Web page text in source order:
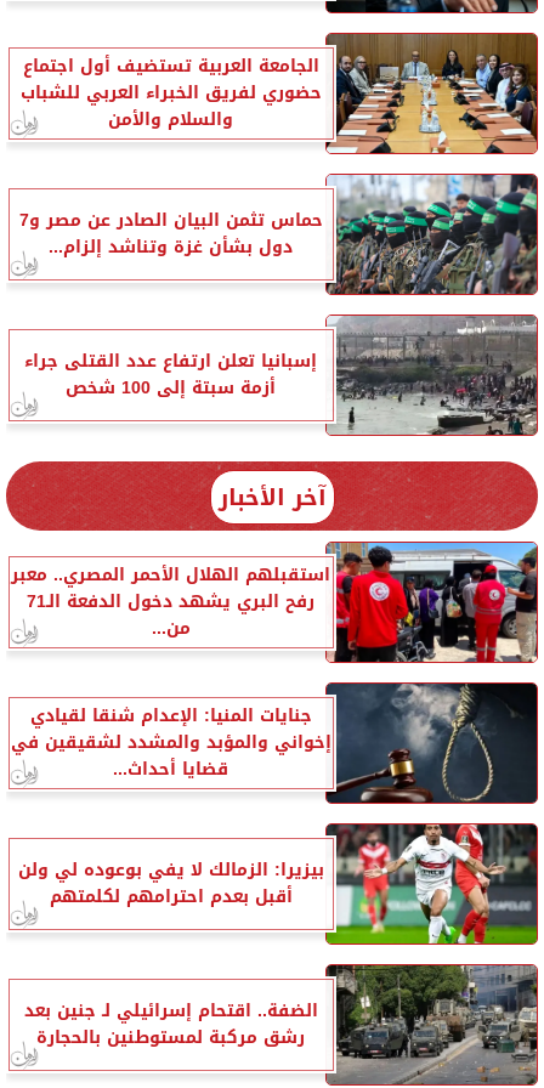
الجامعة العربية تستضيف أول اجتماع
حضوري لفريق الخبراء العربي للشباب
والسلام والأمن
حماس تثمن البيان الصادر عن مصر و7
دول بشأن غزة وتناشد إلزام...
إسبانيا تعلن ارتفاع عدد القتلى جراء
أزمة سبتة إلى 100 شخص
آخر الأخبار
استقبلهم الهلال الأحمر المصري.. معبر
رفح البري يشهد دخول الدفعة الـ71
من...
جنايات المنيا: الإعدام شنقا لقيادي
إخواني والمؤبد والمشدد لشقيقين في
قضايا أحداث...
بيزيرا: الزمالك لا يفي بوعوده لي ولن
أقبل بعدم احترامهم لكلمتهم
الضفة.. اقتحام إسرائيلي لـ جنين بعد
رشق مركبة لمستوطنين بالحجارة